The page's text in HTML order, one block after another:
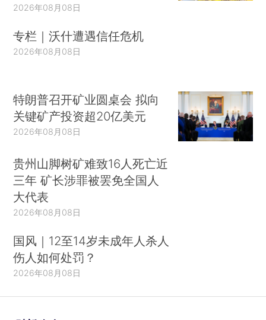
2026年08月08日
专栏｜沃什遭遇信任危机
2026年08月08日
特朗普召开矿业圆桌会 拟向
关键矿产投资超20亿美元
2026年08月08日
贵州山脚树矿难致16人死亡近
三年 矿长涉罪被罢免全国人
大代表
2026年08月08日
国风｜12至14岁未成年人杀人
伤人如何处罚？
2026年08月08日